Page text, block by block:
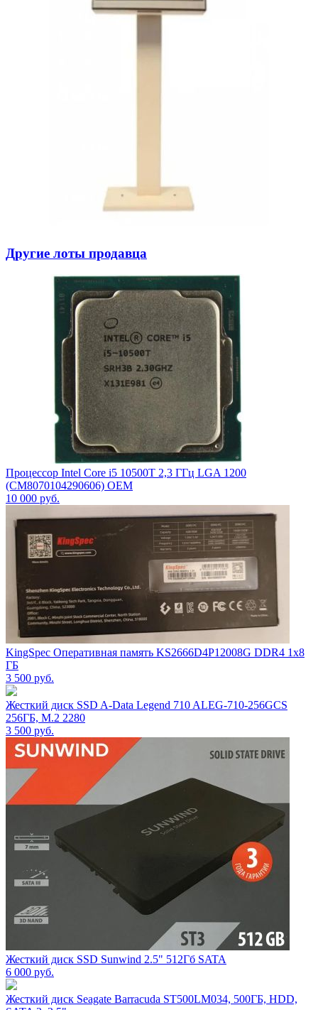
Другие лоты продавца
Процессор Intel Core i5 10500T 2,3 ГГц LGA 1200
(CM8070104290606) OEM
10 000 руб.
KingSpec Оперативная память KS2666D4P12008G DDR4 1x8
ГБ
3 500 руб.
Жесткий диск SSD A-Data Legend 710 ALEG-710-256GCS
256ГБ, M.2 2280
3 500 руб.
Жесткий диск SSD Sunwind 2.5" 512Гб SATA
6 000 руб.
Жесткий диск Seagate Barracuda ST500LM034, 500ГБ, HDD,